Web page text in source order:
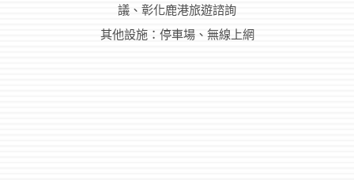
議、彰化鹿港旅遊諮詢
其他設施：停車場、無線上網